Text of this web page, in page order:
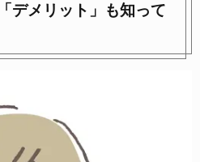
デメリット」も知って